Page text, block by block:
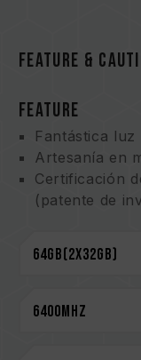
FEATURE &
FEATURE
Fantástica
Artesanía en
Certificación
(patente de
Diseño
El circuito
ECC